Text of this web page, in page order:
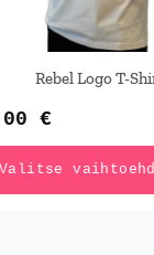
Rebel Logo T-
€
Valitse